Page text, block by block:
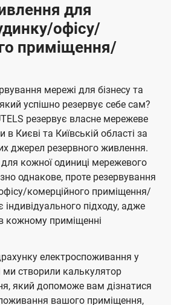
для
офісу/
приміщення/
мережі для бізнесу та
успішно резервує себе сам?
резервує власне мережеве
Києві та Київській області за
джерел резервного живлення.
кожної одиниці мережевого
однакове, проте резервування
комерційного приміщення/
індивідуального підходу, адже
кожному приміщенні
електроспоживання у
створили калькулятор
який допоможе вам дізнатися
вашого приміщення,